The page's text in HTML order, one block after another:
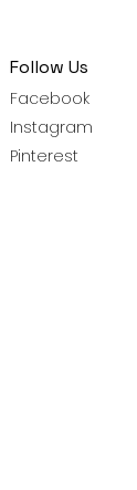
Follow Us
Facebook
Instagram
Pinterest